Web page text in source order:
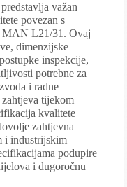
važan
povezan s
MAN L21/31. Ovaj
dimenzijske
inspekcije,
potrebne za
i radne
tijekom
kvalitete
zahtjevna
i industrijskim
podupire
i dugoročnu